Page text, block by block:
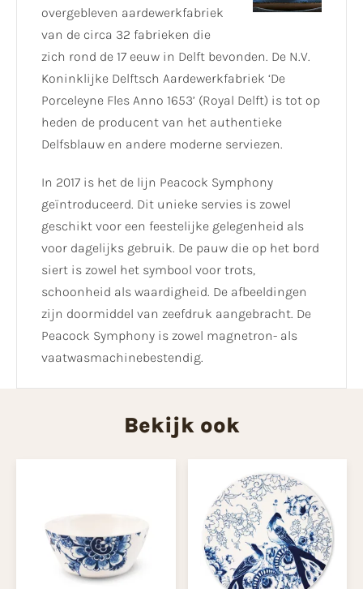
overgebleven aardewerkfabriek
van de circa 32 fabrieken die
zich rond de 17 eeuw in Delft bevonden. De N.V.
Koninklijke Delftsch Aardewerkfabriek ‘De
Porceleyne Fles Anno 1653’ (Royal Delft) is tot op
heden de producent van het authentieke
Delfsblauw en andere moderne serviezen.
In 2017 is het de lijn Peacock Symphony
geïntroduceerd. Dit unieke servies is zowel
geschikt voor een feestelijke gelegenheid als
voor dagelijks gebruik. De pauw die op het bord
siert is zowel het symbool voor trots,
schoonheid als waardigheid. De afbeeldingen
zijn doormiddel van zeefdruk aangebracht. De
Peacock Symphony is zowel magnetron- als
vaatwasmachinebestendig.
Bekijk ook